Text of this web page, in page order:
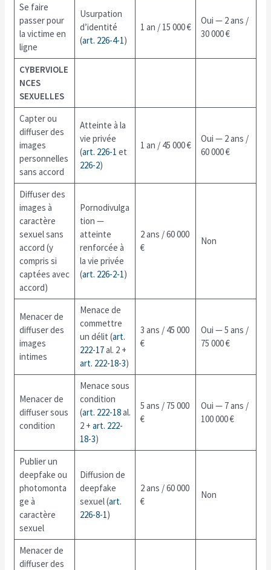
Se faire
passer pour
la victime en
ligne
Usurpation
d’identité
(art. 226-4-1)
1 an / 15 000 €
Oui — 2 ans /
30 000 €
CYBERVIOLE
NCES
SEXUELLES
Capter ou
diffuser des
images
personnelles
sans accord
Atteinte à la
vie privée
(art. 226-1 et
226-2)
1 an / 45 000 €
Oui — 2 ans /
60 000 €
Diffuser des
images à
caractère
sexuel sans
accord (y
compris si
captées avec
accord)
Pornodivulga
tion —
atteinte
renforcée à
la vie privée
(art. 226-2-1)
2 ans / 60 000
€
Non
Menacer de
diffuser des
images
intimes
Menace de
commettre
un délit (art.
222-17al. 2 +
art. 222-18-3)
3 ans / 45 000
€
Oui — 5 ans /
75 000 €
Menacer de
diffuser sous
condition
Menace sous
condition
(art. 222-18al.
2 + art. 222-
18-3)
5 ans / 75 000
€
Oui — 7 ans /
100 000 €
Publier un
deepfake ou
photomonta
ge à
caractère
sexuel
Diffusion de
deepfake
sexuel (art.
226-8-1)
2 ans / 60 000
€
Non
Menacer de
diffuser des